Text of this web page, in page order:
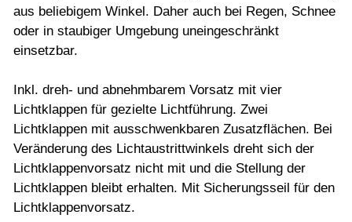
aus beliebigem Winkel. Daher auch bei Regen, Schnee
oder in staubiger Umgebung uneingeschränkt
einsetzbar.
Inkl. dreh- und abnehmbarem Vorsatz mit vier
Lichtklappen für gezielte Lichtführung. Zwei
Lichtklappen mit ausschwenkbaren Zusatzflächen. Bei
Veränderung des Lichtaustrittwinkels dreht sich der
Lichtklappenvorsatz nicht mit und die Stellung der
Lichtklappen bleibt erhalten. Mit Sicherungsseil für den
Lichtklappenvorsatz.